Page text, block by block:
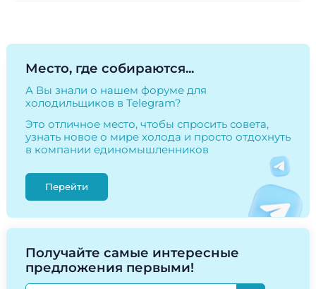
Место, где собираются...
А Вы знали о нашем форуме для
холодильщиков в Telegram?
Это отличное место, чтобы спросить совета,
узнать новое о мире холода и просто отдохнуть
в компании единомышленников
Перейти
Получайте самые интересные
предложения первыми!